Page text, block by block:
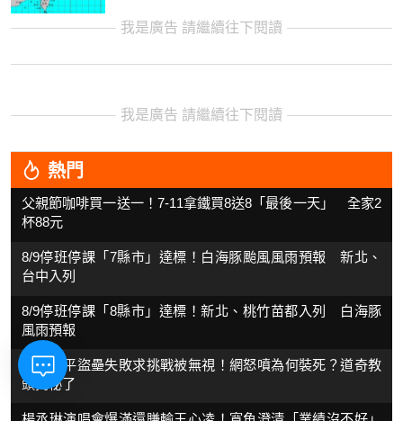
我是廣告 請繼續往下閱讀
我是廣告 請繼續往下閱讀
熱門
父親節咖啡買一送一！7-11拿鐵買8送8「最後一天」 全家2
杯88元
8/9停班停課「7縣市」達標！白海豚颱風風雨預報 新北、
台中入列
8/9停班停課「8縣市」達標！新北、桃竹苗都入列 白海豚
風雨預報
大谷翔平盜壘失敗求挑戰被無視！網怒噴為何裝死？道奇教
頭揭秘了